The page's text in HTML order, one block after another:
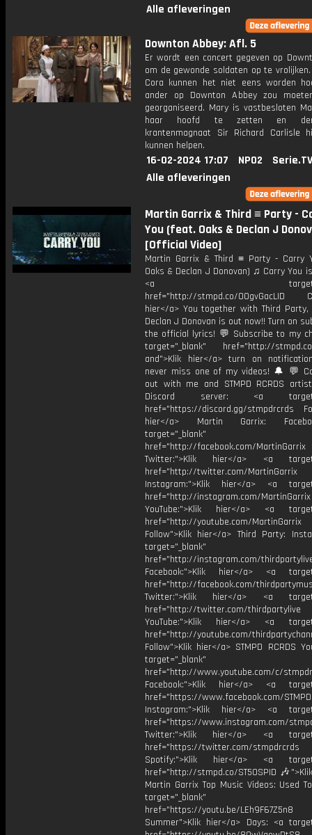
Alle afleveringen
Downton Abbey: Afl. 5
Er wordt een concert gegeven op
om de gewonde soldaten op te
Cora kunnen het niet eens worden
ander op Downton Abbey zou
georganiseerd. Mary is vastbesloten
haar hoofd te zetten en
krantenmagnaat Sir Richard Carlisle
kunnen helpen.
16-02-2024 17:07 NPO2
Serie.TV
Alle afleveringen
Martin Garrix & Third ≡ Party -
You (feat. Oaks & Declan J
[Official Video]
Martin Garrix & Third ≡ Party - Carry
Oaks & Declan J Donovan) ♫ Carry You
<a
href="http://stmpd.co/OOgvGacLID
hier</a> You together with Third Party,
Declan J Donovan is out now!! Turn on
the official lyrics! 💬 Subscribe to my
target="_blank" href="http://stmpd.co/
and">Klik hier</a> turn on
never miss one of my videos! 🔔 💬
out with me and STMPD RCRDS
Discord server: <a
href="https://discord.gg/stmpdrcrds
hier</a> Martin Garrix:
target="_blank"
href="http://facebook.com/MartinGarrix
Twitter:">Klik hier</a> <a
href="http://twitter.com/MartinGarrix
Instagram:">Klik hier</a> <a
href="http://instagram.com/MartinGarrix
YouTube:">Klik hier</a> <a
href="http://youtube.com/MartinGarrix
Follow">Klik hier</a> Third Party:
target="_blank"
href="http://instagram.com/
Facebook:">Klik hier</a> <a
href="http://facebook.com/
Twitter:">Klik hier</a> <a
href="http://twitter.com/thirdpartylive
YouTube:">Klik hier</a> <a
href="http://youtube.com/
Follow">Klik hier</a> STMPD RCRDS
target="_blank"
href="http://www.youtube.com/c/
Facebook:">Klik hier</a> <a
href="https://www.facebook.com/
Instagram:">Klik hier</a> <a
href="https://www.instagram.com/
Twitter:">Klik hier</a> <a
href="https://twitter.com/stmpdrcrds
Spotify:">Klik hier</a> <a
href="http://stmpd.co/ST50SPID
Martin Garrix Top Music Videos: Used
target="_blank"
href="https://youtu.be/LEh9F67Z5n8
Summer">Klik hier</a> Days: <a